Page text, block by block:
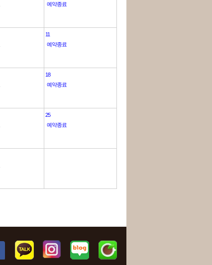
예약종료
11
예약종료
18
예약종료
25
예약종료